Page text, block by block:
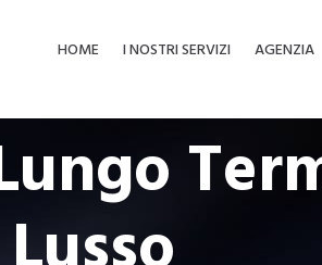
HOME I NOSTRI SERVIZI AGENZIA